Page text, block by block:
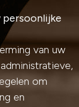
persoonlijke
van uw
om
en